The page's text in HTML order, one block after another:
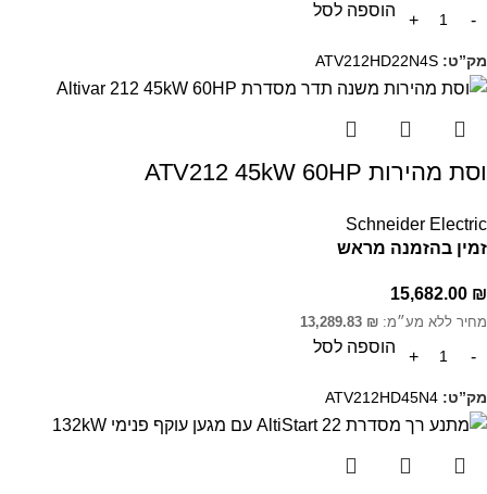
הוספה לסל
מק”ט: ATV212HD22N4S
וסת מהירות ATV212 45kW 60HP
Schneider Electric
זמין בהזמנה מראש
15,682.00 ₪
מחיר ללא מע״מ: 13,289.83 ₪
הוספה לסל
מק”ט: ATV212HD45N4